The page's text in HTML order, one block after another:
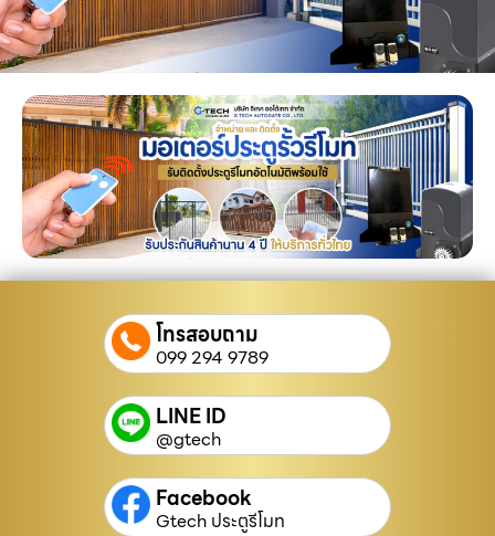
โทรสอบถาม
099 294 9789
LINE ID
@gtech
Facebook
Gtech ประตูรีโมท